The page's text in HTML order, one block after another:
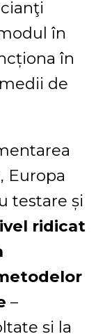
în
în
de
Europa
testare și
ridicat
–
și la